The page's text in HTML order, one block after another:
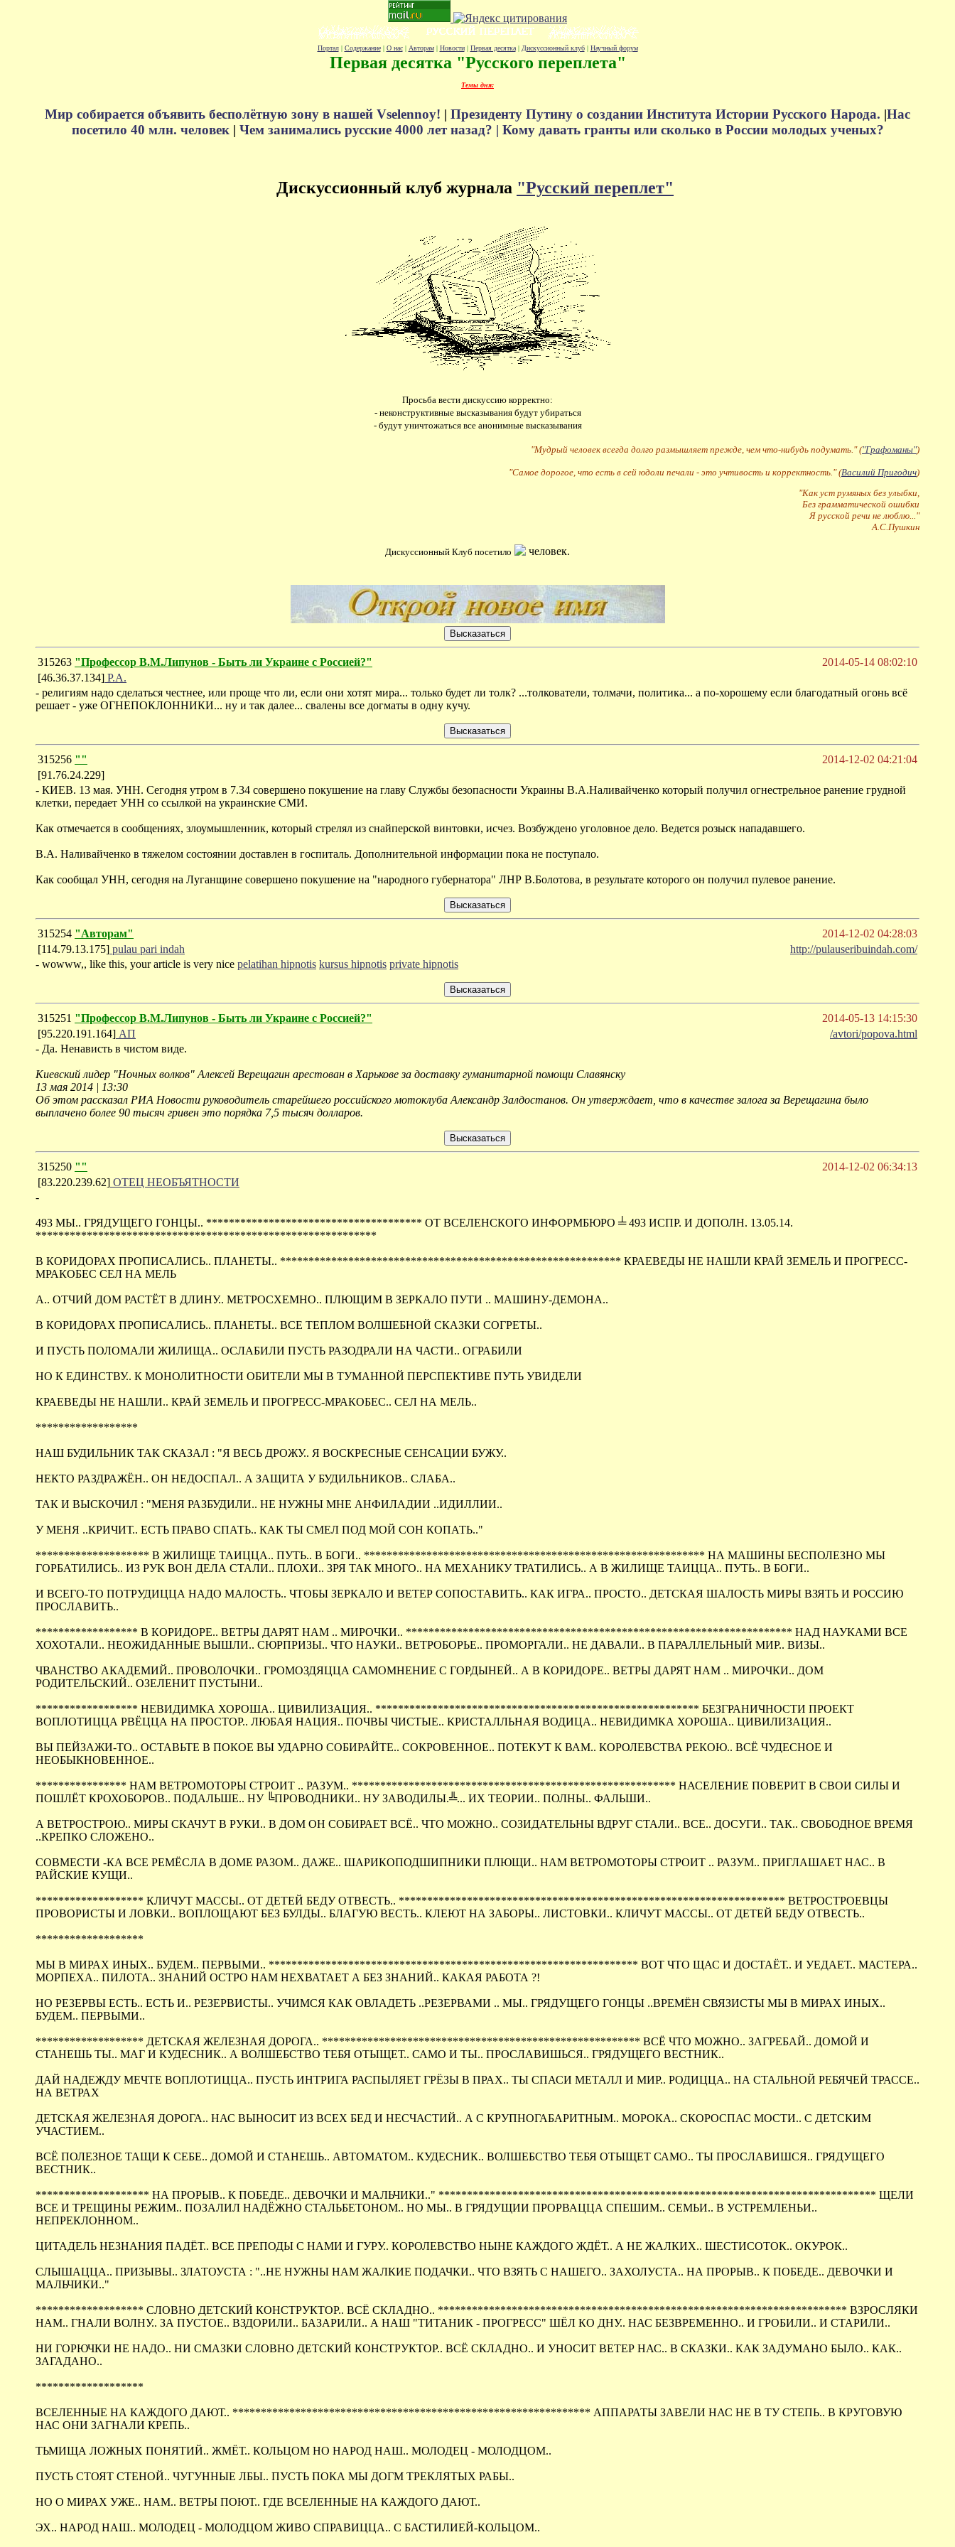
Портал| Содержание| О нас| Авторам| Новости| Первая десятка| Дискуссионный клуб| Научный форум
Первая десятка "Русского переплета"
Темы дня:
Мир собирается объявить бесполётную зону в нашей Vselennoy! | Президенту Путину о создании Института Истории Русского Народа. |Нас
посетило 40 млн. человек| Чем занимались русские 4000 лет назад? | Кому давать гранты или сколько в России молодых ученых?
Дискуссионный клуб журнала "Русский переплет"
Просьба вести дискуссию корректно:
- неконструктивные высказывания будут убираться
- будут уничтожаться все анонимные высказывания
"Мудрый человек всегда долго размышляет прежде, чем что-нибудь подумать." ("Графоманы")
"Самое дорогое, что есть в сей юдоли печали - это учтивость и корректность." (Василий Пригодич)
"Как уст румяных без улыбки,
Без грамматической ошибки
Я русской речи не люблю..."
А.С.Пушкин
Дискуссионный Клуб посетило человек.
315263 "Профессор В.М.Липунов - Быть ли Украине с Россией?"
2014-05-14 08:02:10
[46.36.37.134] Р.А.
- религиям надо сделаться честнее, или проще что ли, если они хотят мира... только будет ли толк? ...толкователи, толмачи, политика... а по-хорошему если благодатный огонь всё
решает - уже ОГНЕПОКЛОННИКИ... ну и так далее... свалены все догматы в одну кучу.
315256 ""
2014-12-02 04:21:04
[91.76.24.229]
- КИЕВ. 13 мая. УНН. Сегодня утром в 7.34 совершено покушение на главу Службы безопасности Украины В.А.Наливайченко который получил огнестрельное ранение грудной
клетки, передает УНН со ссылкой на украинские СМИ.
Как отмечается в сообщениях, злоумышленник, который стрелял из снайперской винтовки, исчез. Возбуждено уголовное дело. Ведется розыск нападавшего.
В.А. Наливайченко в тяжелом состоянии доставлен в госпиталь. Дополнительной информации пока не поступало.
Как сообщал УНН, сегодня на Луганщине совершено покушение на "народного губернатора" ЛНР В.Болотова, в результате которого он получил пулевое ранение.
315254 "Авторам"
2014-12-02 04:28:03
[114.79.13.175] pulau pari indah
http://pulauseribuindah.com/
- wowww,, like this, your article is very nice pelatihan hipnotis kursus hipnotis private hipnotis
315251 "Профессор В.М.Липунов - Быть ли Украине с Россией?"
2014-05-13 14:15:30
[95.220.191.164] АП
/avtori/popova.html
- Да. Ненависть в чистом виде.
Киевский лидер "Ночных волков" Алексей Верещагин арестован в Харькове за доставку гуманитарной помощи Славянску
13 мая 2014 | 13:30
Об этом рассказал РИА Новости руководитель старейшего российского мотоклуба Александр Залдостанов. Он утверждает, что в качестве залога за Верещагина было
выплачено более 90 тысяч гривен это порядка 7,5 тысяч долларов.
315250 ""
2014-12-02 06:34:13
[83.220.239.62] ОТЕЦ НЕОБЪЯТНОСТИ
-
493 МЫ.. ГРЯДУЩЕГО ГОНЦЫ.. ************************************** ОТ ВСЕЛЕНСКОГО ИНФОРМБЮРО ╧ 493 ИСПР. И ДОПОЛН. 13.05.14.
************************************************************
В КОРИДОРАХ ПРОПИСАЛИСЬ.. ПЛАНЕТЫ.. ************************************************************ КРАЕВЕДЫ НЕ НАШЛИ КРАЙ ЗЕМЕЛЬ И ПРОГРЕСС-
МРАКОБЕС СЕЛ НА МЕЛЬ
А.. ОТЧИЙ ДОМ РАСТЁТ В ДЛИНУ.. МЕТРОСХЕМНО.. ПЛЮЩИМ В ЗЕРКАЛО ПУТИ .. МАШИНУ-ДЕМОНА..
В КОРИДОРАХ ПРОПИСАЛИСЬ.. ПЛАНЕТЫ.. ВСЕ ТЕПЛОМ ВОЛШЕБНОЙ СКАЗКИ СОГРЕТЫ..
И ПУСТЬ ПОЛОМАЛИ ЖИЛИЩА.. ОСЛАБИЛИ ПУСТЬ РАЗОДРАЛИ НА ЧАСТИ.. ОГРАБИЛИ
НО К ЕДИНСТВУ.. К МОНОЛИТНОСТИ ОБИТЕЛИ МЫ В ТУМАННОЙ ПЕРСПЕКТИВЕ ПУТЬ УВИДЕЛИ
КРАЕВЕДЫ НЕ НАШЛИ.. КРАЙ ЗЕМЕЛЬ И ПРОГРЕСС-МРАКОБЕС.. СЕЛ НА МЕЛЬ..
******************
НАШ БУДИЛЬНИК ТАК СКАЗАЛ : "Я ВЕСЬ ДРОЖУ.. Я ВОСКРЕСНЫЕ СЕНСАЦИИ БУЖУ..
НЕКТО РАЗДРАЖЁН.. ОН НЕДОСПАЛ.. А ЗАЩИТА У БУДИЛЬНИКОВ.. СЛАБА..
ТАК И ВЫСКОЧИЛ : "МЕНЯ РАЗБУДИЛИ.. НЕ НУЖНЫ МНЕ АНФИЛАДИИ ..ИДИЛЛИИ..
У МЕНЯ ..КРИЧИТ.. ЕСТЬ ПРАВО СПАТЬ.. КАК ТЫ СМЕЛ ПОД МОЙ СОН КОПАТЬ.."
******************** В ЖИЛИЩЕ ТАИЦЦА.. ПУТЬ.. В БОГИ.. ************************************************************ НА МАШИНЫ БЕСПОЛЕЗНО МЫ
ГОРБАТИЛИСЬ.. ИЗ РУК ВОН ДЕЛА СТАЛИ.. ПЛОХИ.. ЗРЯ ТАК МНОГО.. НА МЕХАНИКУ ТРАТИЛИСЬ.. А В ЖИЛИЩЕ ТАИЦЦА.. ПУТЬ.. В БОГИ..
И ВСЕГО-ТО ПОТРУДИЦЦА НАДО МАЛОСТЬ.. ЧТОБЫ ЗЕРКАЛО И ВЕТЕР СОПОСТАВИТЬ.. КАК ИГРА.. ПРОСТО.. ДЕТСКАЯ ШАЛОСТЬ МИРЫ ВЗЯТЬ И РОССИЮ
ПРОСЛАВИТЬ..
****************** В КОРИДОРЕ.. ВЕТРЫ ДАРЯТ НАМ .. МИРОЧКИ.. ******************************************************************** НАД НАУКАМИ ВСЕ
ХОХОТАЛИ.. НЕОЖИДАННЫЕ ВЫШЛИ.. СЮРПРИЗЫ.. ЧТО НАУКИ.. ВЕТРОБОРЬЕ.. ПРОМОРГАЛИ.. НЕ ДАВАЛИ.. В ПАРАЛЛЕЛЬНЫЙ МИР.. ВИЗЫ..
ЧВАНСТВО АКАДЕМИЙ.. ПРОВОЛОЧКИ.. ГРОМОЗДЯЦЦА САМОМНЕНИЕ С ГОРДЫНЕЙ.. А В КОРИДОРЕ.. ВЕТРЫ ДАРЯТ НАМ .. МИРОЧКИ.. ДОМ
РОДИТЕЛЬСКИЙ.. ОЗЕЛЕНИТ ПУСТЫНИ..
****************** НЕВИДИМКА ХОРОША.. ЦИВИЛИЗАЦИЯ.. ********************************************************* БЕЗГРАНИЧНОСТИ ПРОЕКТ
ВОПЛОТИЦЦА РВЁЦЦА НА ПРОСТОР.. ЛЮБАЯ НАЦИЯ.. ПОЧВЫ ЧИСТЫЕ.. КРИСТАЛЛЬНАЯ ВОДИЦА.. НЕВИДИМКА ХОРОША.. ЦИВИЛИЗАЦИЯ..
ВЫ ПЕЙЗАЖИ-ТО.. ОСТАВЬТЕ В ПОКОЕ ВЫ УДАРНО СОБИРАЙТЕ.. СОКРОВЕННОЕ.. ПОТЕКУТ К ВАМ.. КОРОЛЕВСТВА РЕКОЮ.. ВСЁ ЧУДЕСНОЕ И
НЕОБЫКНОВЕННОЕ..
**************** НАМ ВЕТРОМОТОРЫ СТРОИТ .. РАЗУМ.. ********************************************************* НАСЕЛЕНИЕ ПОВЕРИТ В СВОИ СИЛЫ И
ПОШЛЁТ КРОХОБОРОВ.. ПОДАЛЬШЕ.. НУ ╚ПРОВОДНИКИ.. НУ ЗАВОДИЛЫ.╩... ИХ ТЕОРИИ.. ПОЛНЫ.. ФАЛЬШИ..
А ВЕТРОСТРОЮ.. МИРЫ СКАЧУТ В РУКИ.. В ДОМ ОН СОБИРАЕТ ВСЁ.. ЧТО МОЖНО.. СОЗИДАТЕЛЬНЫ ВДРУГ СТАЛИ.. ВСЕ.. ДОСУГИ.. ТАК.. СВОБОДНОЕ ВРЕМЯ
..КРЕПКО СЛОЖЕНО..
СОВМЕСТИ -КА ВСЕ РЕМЁСЛА В ДОМЕ РАЗОМ.. ДАЖЕ.. ШАРИКОПОДШИПНИКИ ПЛЮЩИ.. НАМ ВЕТРОМОТОРЫ СТРОИТ .. РАЗУМ.. ПРИГЛАШАЕТ НАС.. В
РАЙСКИЕ КУЩИ..
******************* КЛИЧУТ МАССЫ.. ОТ ДЕТЕЙ БЕДУ ОТВЕСТЬ.. ******************************************************************** ВЕТРОСТРОЕВЦЫ
ПРОВОРИСТЫ И ЛОВКИ.. ВОПЛОЩАЮТ БЕЗ БУЛДЫ.. БЛАГУЮ ВЕСТЬ.. КЛЕЮТ НА ЗАБОРЫ.. ЛИСТОВКИ.. КЛИЧУТ МАССЫ.. ОТ ДЕТЕЙ БЕДУ ОТВЕСТЬ..
*******************
МЫ В МИРАХ ИНЫХ.. БУДЕМ.. ПЕРВЫМИ.. ***************************************************************** ВОТ ЧТО ЩАС И ДОСТАЁТ.. И УЕДАЕТ.. МАСТЕРА..
МОРПЕХА.. ПИЛОТА.. ЗНАНИЙ ОСТРО НАМ НЕХВАТАЕТ А БЕЗ ЗНАНИЙ.. КАКАЯ РАБОТА ?!
НО РЕЗЕРВЫ ЕСТЬ.. ЕСТЬ И.. РЕЗЕРВИСТЫ.. УЧИМСЯ КАК ОВЛАДЕТЬ ..РЕЗЕРВАМИ .. МЫ.. ГРЯДУЩЕГО ГОНЦЫ ..ВРЕМЁН СВЯЗИСТЫ МЫ В МИРАХ ИНЫХ..
БУДЕМ.. ПЕРВЫМИ..
******************* ДЕТСКАЯ ЖЕЛЕЗНАЯ ДОРОГА.. ******************************************************** ВСЁ ЧТО МОЖНО.. ЗАГРЕБАЙ.. ДОМОЙ И
СТАНЕШЬ ТЫ.. МАГ И КУДЕСНИК.. А ВОЛШЕБСТВО ТЕБЯ ОТЫЩЕТ.. САМО И ТЫ.. ПРОСЛАВИШЬСЯ.. ГРЯДУЩЕГО ВЕСТНИК..
ДАЙ НАДЕЖДУ МЕЧТЕ ВОПЛОТИЦЦА.. ПУСТЬ ИНТРИГА РАСПЫЛЯЕТ ГРЁЗЫ В ПРАХ.. ТЫ СПАСИ МЕТАЛЛ И МИР.. РОДИЦЦА.. НА СТАЛЬНОЙ РЕБЯЧЕЙ ТРАССЕ..
НА ВЕТРАХ
ДЕТСКАЯ ЖЕЛЕЗНАЯ ДОРОГА.. НАС ВЫНОСИТ ИЗ ВСЕХ БЕД И НЕСЧАСТИЙ.. А С КРУПНОГАБАРИТНЫМ.. МОРОКА.. СКОРОСПАС МОСТИ.. С ДЕТСКИМ
УЧАСТИЕМ..
ВСЁ ПОЛЕЗНОЕ ТАЩИ К СЕБЕ.. ДОМОЙ И СТАНЕШЬ.. АВТОМАТОМ.. КУДЕСНИК.. ВОЛШЕБСТВО ТЕБЯ ОТЫЩЕТ САМО.. ТЫ ПРОСЛАВИШСЯ.. ГРЯДУЩЕГО
ВЕСТНИК..
******************** НА ПРОРЫВ.. К ПОБЕДЕ.. ДЕВОЧКИ И МАЛЬЧИКИ.." ***************************************************************************** ЩЕЛИ
ВСЕ И ТРЕЩИНЫ РЕЖИМ.. ПОЗАЛИЛ НАДЁЖНО СТАЛЬБЕТОНОМ.. НО МЫ.. В ГРЯДУЩИИ ПРОРВАЦЦА СПЕШИМ.. СЕМЬИ.. В УСТРЕМЛЕНЬИ..
НЕПРЕКЛОННОМ..
ЦИТАДЕЛЬ НЕЗНАНИЯ ПАДЁТ.. ВСЕ ПРЕПОДЫ С НАМИ И ГУРУ.. КОРОЛЕВСТВО НЫНЕ КАЖДОГО ЖДЁТ.. А НЕ ЖАЛКИХ.. ШЕСТИСОТОК.. ОКУРОК..
СЛЫШАЦЦА.. ПРИЗЫВЫ.. ЗЛАТОУСТА : "..НЕ НУЖНЫ НАМ ЖАЛКИЕ ПОДАЧКИ.. ЧТО ВЗЯТЬ С НАШЕГО.. ЗАХОЛУСТА.. НА ПРОРЫВ.. К ПОБЕДЕ.. ДЕВОЧКИ И
МАЛЬЧИКИ.."
******************* СЛОВНО ДЕТСКИЙ КОНСТРУКТОР.. ВСЁ СКЛАДНО.. ************************************************************************ ВЗРОСЛЯКИ
НАМ.. ГНАЛИ ВОЛНУ.. ЗА ПУСТОЕ.. ВЗДОРИЛИ.. БАЗАРИЛИ.. А НАШ "ТИТАНИК - ПРОГРЕСС" ШЁЛ КО ДНУ.. НАС БЕЗВРЕМЕННО.. И ГРОБИЛИ.. И СТАРИЛИ..
НИ ГОРЮЧКИ НЕ НАДО.. НИ СМАЗКИ СЛОВНО ДЕТСКИЙ КОНСТРУКТОР.. ВСЁ СКЛАДНО.. И УНОСИТ ВЕТЕР НАС.. В СКАЗКИ.. КАК ЗАДУМАНО БЫЛО.. КАК..
ЗАГАДАНО..
*******************
ВСЕЛЕННЫЕ НА КАЖДОГО ДАЮТ.. *************************************************************** АППАРАТЫ ЗАВЕЛИ НАС НЕ В ТУ СТЕПЬ.. В КРУГОВУЮ
НАС ОНИ ЗАГНАЛИ КРЕПЬ..
ТЬМИЩА ЛОЖНЫХ ПОНЯТИЙ.. ЖМЁТ.. КОЛЬЦОМ НО НАРОД НАШ.. МОЛОДЕЦ - МОЛОДЦОМ..
ПУСТЬ СТОЯТ СТЕНОЙ.. ЧУГУННЫЕ ЛБЫ.. ПУСТЬ ПОКА МЫ ДОГМ ТРЕКЛЯТЫХ РАБЫ..
НО О МИРАХ УЖЕ.. НАМ.. ВЕТРЫ ПОЮТ.. ГДЕ ВСЕЛЕННЫЕ НА КАЖДОГО ДАЮТ..
ЭХ.. НАРОД НАШ.. МОЛОДЕЦ - МОЛОДЦОМ ЖИВО СПРАВИЦЦА.. С БАСТИЛИЕЙ-КОЛЬЦОМ..